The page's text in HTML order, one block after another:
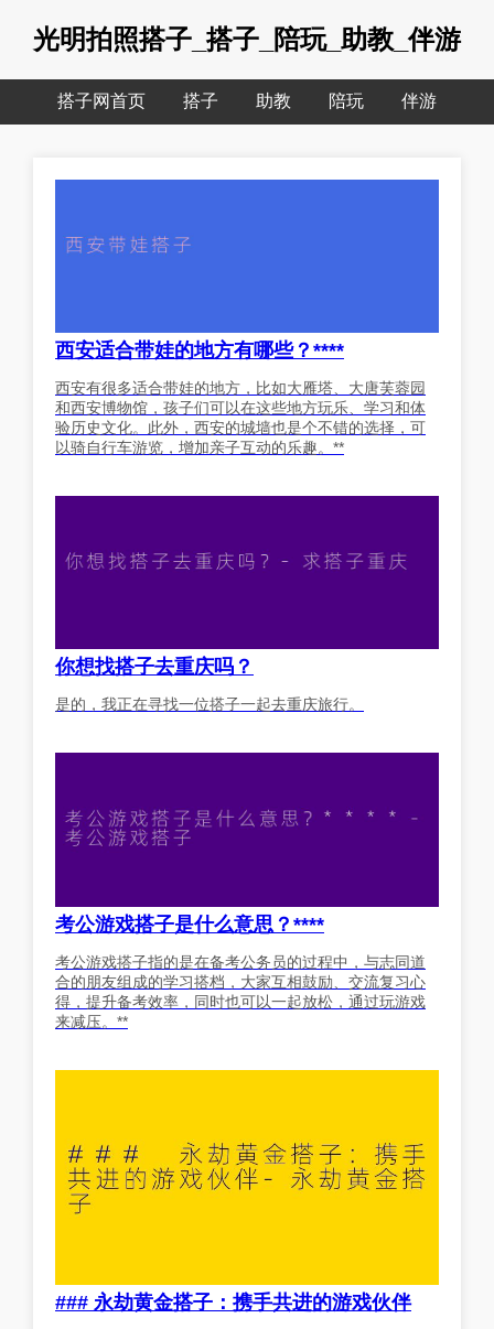
光明拍照搭子_搭子_陪玩_助教_伴游
搭子网首页 搭子 助教 陪玩 伴游
西安适合带娃的地方有哪些？****
西安有很多适合带娃的地方，比如大雁塔、大唐芙蓉园
和西安博物馆，孩子们可以在这些地方玩乐、学习和体
验历史文化。此外，西安的城墙也是个不错的选择，可
以骑自行车游览，增加亲子互动的乐趣。**
你想找搭子去重庆吗？
是的，我正在寻找一位搭子一起去重庆旅行。
考公游戏搭子是什么意思？****
考公游戏搭子指的是在备考公务员的过程中，与志同道
合的朋友组成的学习搭档，大家互相鼓励、交流复习心
得，提升备考效率，同时也可以一起放松，通过玩游戏
来减压。**
### 永劫黄金搭子：携手共进的游戏伙伴